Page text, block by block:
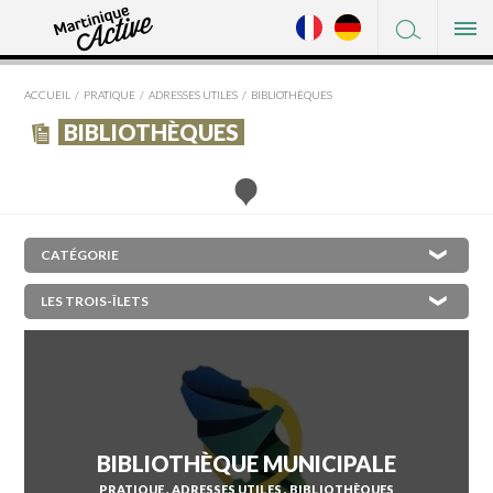
×
BASSE-POINTE
LE DIAMANT
LE CARBET
CASE-PILOTE
OÙ MANGER
À VOIR / À FAIRE
ACCUEIL PRATIQUE ADRESSES UTILES BIBLIOTHÈQUES
BIBLIOTHÈQUES
BIBLIOTHÈQUE MUNICIPALE
PRATIQUE ADRESSES UTILES BIBLIOTHÈQUES